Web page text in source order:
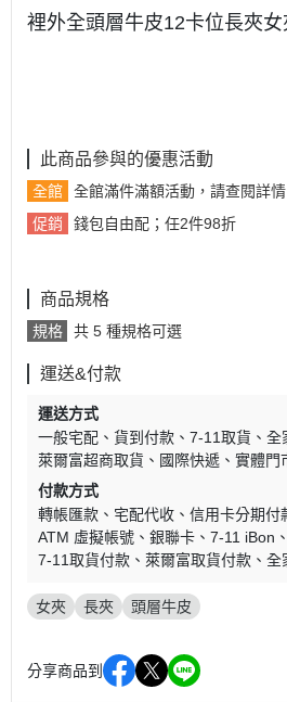
裡外全頭層牛皮12卡位長夾女
此商品參與的優惠活動
全館
全館滿件滿額活動，請查閱詳情
促銷
錢包自由配；任2件98折
商品規格
規格 共 5 種規格可選
運送&付款
運送方式
一般宅配
貨到付款 7-11取貨
全
萊爾富超商取貨
國際快遞
實體門
付款方式
轉帳匯款
宅配代收 信用卡分期付
ATM 虛擬帳號
銀聯卡 7-11 iBon
7-11取貨付款
萊爾富取貨付款 全
女夾 長夾 頭層牛皮
分享商品到